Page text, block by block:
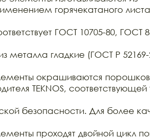
горячекатаного
ГОСТ 10705-80, ГОСТ
металла гладкие (ГОСТ Р 52169-
окрашиваются
TEKNOS,
безопасности. Для более
проходят двойной цикл